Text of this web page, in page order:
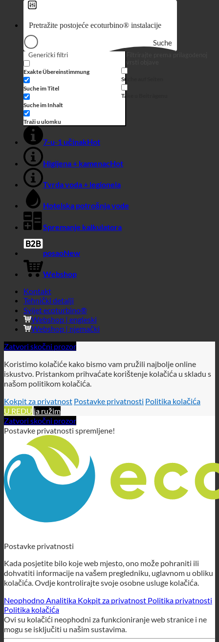
Suche
Generički filtri
Exakte Übereinstimmung
Suche im Titel
Suche im Inhalt
Traži u ulomku
vrsti objave
Suche auf Seiten
Higijena + kamenac
Tvrda voda + legionela
Hotelska potrošnja vode
Spremanje kalkulatora
posao
Webshop
Kontakt
Tehnički detalji
Svijet ecoturbino®
Webshop | engleski
Webshop | njemački
Zatvori skočni prozor
Koristimo kolačiće kako bismo vam pružili najbolje online
iskustvo. Pristankom prihvaćate korištenje kolačića u skladu s
našom politikom kolačića.
Kokpit za privatnost
Postavke privatnosti
U REDUja ružim
Zatvori skočni prozor
Postavke privatnosti spremljene!
Postavke privatnosti
Kada posjetite bilo koje web mjesto, ono može pohraniti ili
dohvatiti informacije na vašem pregledniku, uglavnom u obliku
kolačića. Ovdje kontrolirajte svoje osobne usluge kolačića.
NeophodnoAnalitika Kokpit za privatnost
Politika privatnosti
Politika kolačića
Ovi su kolačići neophodni za funkcioniranje web stranice i ne
mogu se isključiti u našim sustavima.